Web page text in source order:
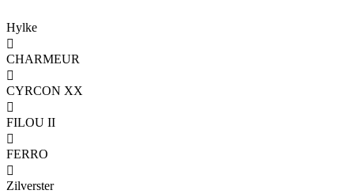
Hylke

CHARMEUR

CYRCON XX

FILOU II

FERRO

Zilverster